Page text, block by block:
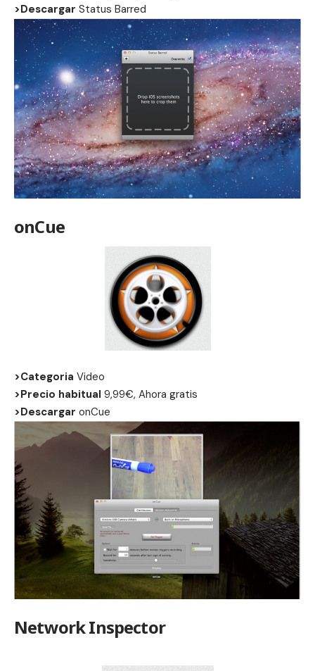
>Descargar Status Barred
onCue
>Categoria Video
>Precio habitual 9,99€, Ahora gratis
>Descargar onCue
Network Inspector